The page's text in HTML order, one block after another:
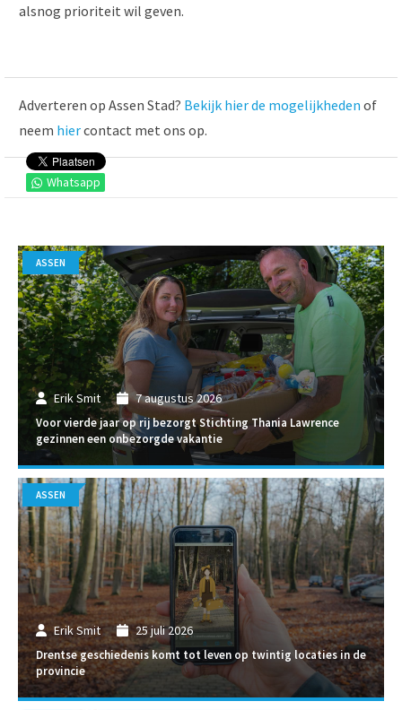
alsnog prioriteit wil geven.
Whatsapp
Adverteren op Assen Stad? Bekijk hier de mogelijkheden of
neem hiercontact met ons op.
Erik Smit 7 augustus 2026
Voor vierde jaar op rij bezorgt Stichting Thania Lawrence
gezinnen een onbezorgde vakantie
ASSEN
Erik Smit 25 juli 2026
Drentse geschiedenis komt tot leven op twintig locaties in de
provincie
ASSEN